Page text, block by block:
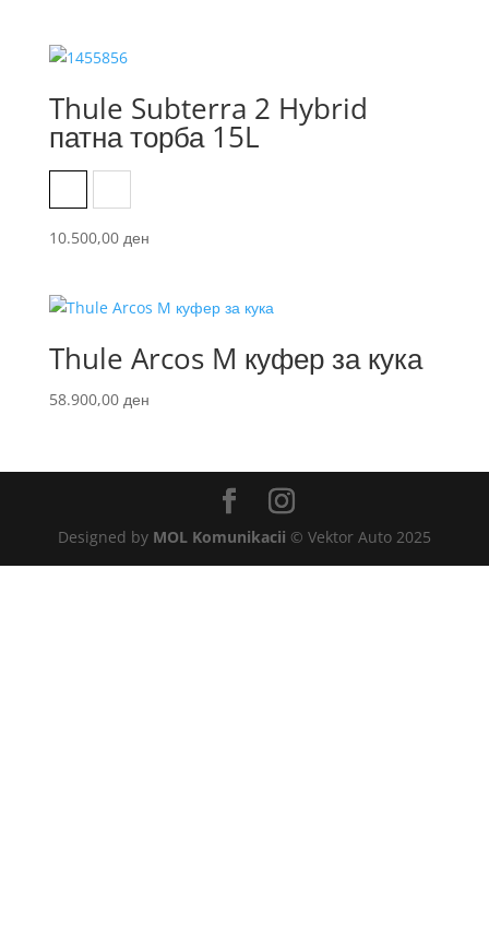
Thule Subterra 2 Hybrid
патна торба 15L
10.500,00 ден
Thule Arcos M куфер за кука
58.900,00 ден
Designed by MOL Komunikacii © Vektor Auto 2025